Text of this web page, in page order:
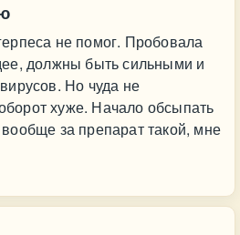
не помог. Пробовала
должны быть сильными и
Но чуда не
хуже. Начало обсыпать
за препарат такой, мне